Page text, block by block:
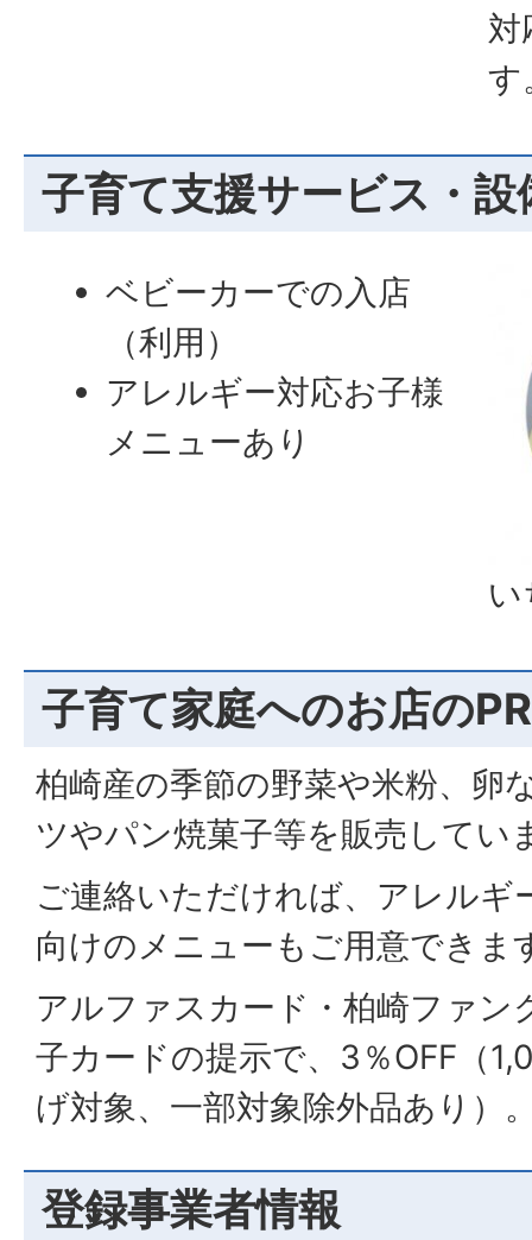
対
す
子育て支援サービス・設
い
ベビーカーでの入店
（利用）
アレルギー対応お子様
メニューあり
子育て家庭へのお店のPR
柏崎産の季節の野菜や米粉、卵
ツやパン焼菓子等を販売してい
ご連絡いただければ、アレルギ
向けのメニューもご用意できま
アルファスカード・柏崎ファン
子カードの提示で、3％OFF（
げ対象、一部対象除外品あり）
登録事業者情報